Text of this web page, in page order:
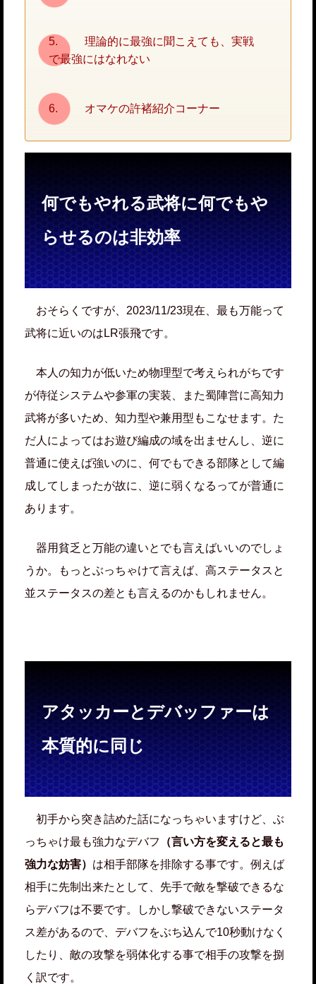
理論的に最強に聞こえても、実戦
で最強にはなれない
オマケの許褚紹介コーナー
何でもやれる武将に何でもや
らせるのは非効率
おそらくですが、2023/11/23現在、最も万能って
武将に近いのはLR張飛です。
本人の知力が低いため物理型で考えられがちです
が侍従システムや参軍の実装、また蜀陣営に高知力
武将が多いため、知力型や兼用型もこなせます。た
だ人によってはお遊び編成の域を出ませんし、逆に
普通に使えば強いのに、何でもできる部隊として編
成してしまったが故に、逆に弱くなるってが普通に
あります。
器用貧乏と万能の違いとでも言えばいいのでしょ
うか。もっとぶっちゃけて言えば、高ステータスと
並ステータスの差とも言えるのかもしれません。
アタッカーとデバッファーは
本質的に同じ
初手から突き詰めた話になっちゃいますけど、ぶ
っちゃけ最も強力なデバフ
（言い方を変えると最も
強力な妨害） は相手部隊を排除する事です。例えば
相手に先制出来たとして、先手で敵を撃破できるな
らデバフは不要です。しかし撃破できないステータ
ス差があるので、デバフをぶち込んで10秒動けなく
したり、敵の攻撃を弱体化する事で相手の攻撃を捌
く訳です。